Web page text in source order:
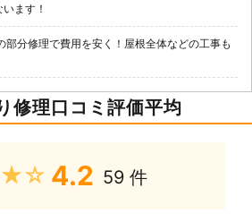
ます！
部分修理で費用を安く！屋根全体などの工事も
修理口コミ評価平均
4.2 59 件